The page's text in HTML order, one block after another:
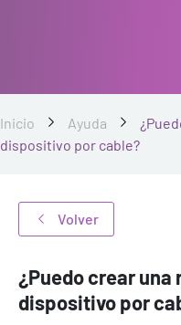
Inicio Ayuda
dispositivo por cable?
Volver
¿Puedo crear
dispositivo por